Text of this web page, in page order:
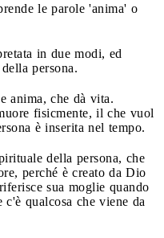
le parole 'anima' o
in due modi, ed
persona.
anima, che dà vita.
fisicmente, il che vuol
è inserita nel tempo.
della persona, che
perché è creato da Dio
sua moglie quando
c'è qualcosa che viene da